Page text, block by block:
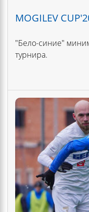
MOGILEV
"Бело-синие"
турнира.